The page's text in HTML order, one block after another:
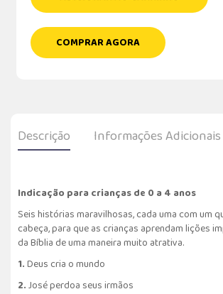
COMPRAR AGORA
Descrição Informações Adicionais
Indicação para crianças de 0 a 4 anos
Seis histórias maravilhosas, cada uma com um
cabeça, para que as crianças aprendam lições
da Bíblia de uma maneira muito atrativa.
1.Deus cria o mundo
2.José perdoa seus irmãos